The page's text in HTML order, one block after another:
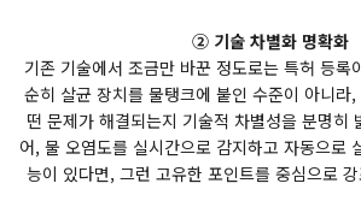
② 기술 차별화 명확화
기존 기술에서 조금만 바꾼 정도로는 특허 등록
순히 살균 장치를 물탱크에 붙인 수준이 아니라
떤 문제가 해결되는지 기술적 차별성을 분명히
어, 물 오염도를 실시간으로 감지하고 자동으로
능이 있다면, 그런 고유한 포인트를 중심으로